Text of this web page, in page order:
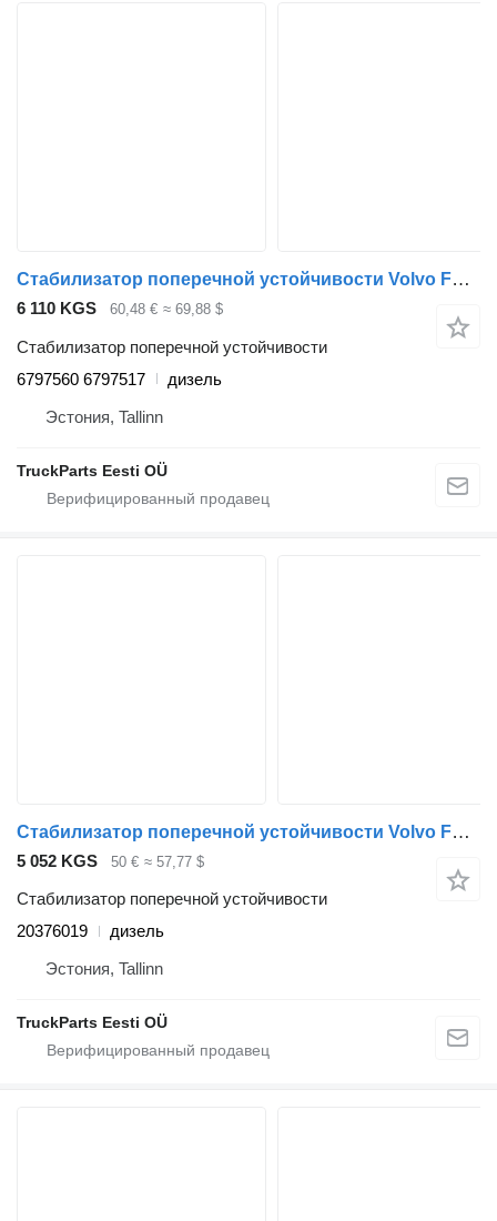
Стабилизатор поперечной устойчивости Volvo FL (01.00-) 6797560 6797517 для тягача Volvo FL, FL6, FL7, FL10, FL12, FS718 (1985-2005)
6 110 KGS 60,48 € ≈ 69,88 $
Стабилизатор поперечной устойчивости
6797560 6797517
дизель
Эстония, Tallinn
TruckParts Eesti OÜ
Стабилизатор поперечной устойчивости Volvo FL (01.00-) 20376019 для тягача Volvo FL, FL6, FL7, FL10, FL12, FS718 (1985-2005)
5 052 KGS 50 € ≈ 57,77 $
Стабилизатор поперечной устойчивости
20376019
дизель
Эстония, Tallinn
TruckParts Eesti OÜ